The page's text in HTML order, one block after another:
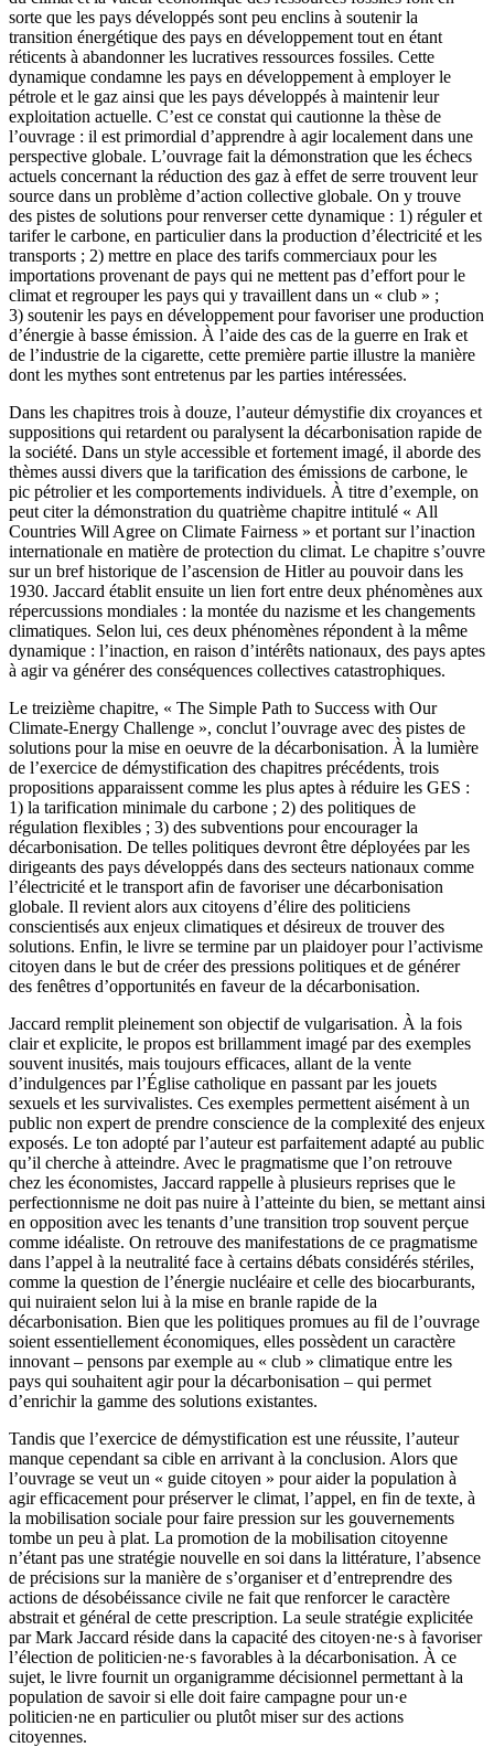
sorte que les pays développés sont peu enclins à soutenir la
transition énergétique des pays en développement tout en étant
réticents à abandonner les lucratives ressources fossiles. Cette
dynamique condamne les pays en développement à employer le
pétrole et le gaz ainsi que les pays développés à maintenir leur
exploitation actuelle. C’est ce constat qui cautionne la thèse de
l’ouvrage : il est primordial d’apprendre à agir localement dans une
perspective globale. L’ouvrage fait la démonstration que les échecs
actuels concernant la réduction des gaz à effet de serre trouvent leur
source dans un problème d’action collective globale. On y trouve
des pistes de solutions pour renverser cette dynamique : 1) réguler et
tarifer le carbone, en particulier dans la production d’électricité et les
transports ; 2) mettre en place des tarifs commerciaux pour les
importations provenant de pays qui ne mettent pas d’effort pour le
climat et regrouper les pays qui y travaillent dans un « club » ;
3) soutenir les pays en développement pour favoriser une production
d’énergie à basse émission. À l’aide des cas de la guerre en Irak et
de l’industrie de la cigarette, cette première partie illustre la manière
dont les mythes sont entretenus par les parties intéressées.
Dans les chapitres trois à douze, l’auteur démystifie dix croyances et
suppositions qui retardent ou paralysent la décarbonisation rapide de
la société. Dans un style accessible et fortement imagé, il aborde des
thèmes aussi divers que la tarification des émissions de carbone, le
pic pétrolier et les comportements individuels. À titre d’exemple, on
peut citer la démonstration du quatrième chapitre intitulé « All
Countries Will Agree on Climate Fairness » et portant sur l’inaction
internationale en matière de protection du climat. Le chapitre s’ouvre
sur un bref historique de l’ascension de Hitler au pouvoir dans les
1930. Jaccard établit ensuite un lien fort entre deux phénomènes aux
répercussions mondiales : la montée du nazisme et les changements
climatiques. Selon lui, ces deux phénomènes répondent à la même
dynamique : l’inaction, en raison d’intérêts nationaux, des pays aptes
à agir va générer des conséquences collectives catastrophiques.
Le treizième chapitre, « The Simple Path to Success with Our
Climate-Energy Challenge », conclut l’ouvrage avec des pistes de
solutions pour la mise en oeuvre de la décarbonisation. À la lumière
de l’exercice de démystification des chapitres précédents, trois
propositions apparaissent comme les plus aptes à réduire les GES :
1) la tarification minimale du carbone ; 2) des politiques de
régulation flexibles ; 3) des subventions pour encourager la
décarbonisation. De telles politiques devront être déployées par les
dirigeants des pays développés dans des secteurs nationaux comme
l’électricité et le transport afin de favoriser une décarbonisation
globale. Il revient alors aux citoyens d’élire des politiciens
conscientisés aux enjeux climatiques et désireux de trouver des
solutions. Enfin, le livre se termine par un plaidoyer pour l’activisme
citoyen dans le but de créer des pressions politiques et de générer
des fenêtres d’opportunités en faveur de la décarbonisation.
Jaccard remplit pleinement son objectif de vulgarisation. À la fois
clair et explicite, le propos est brillamment imagé par des exemples
souvent inusités, mais toujours efficaces, allant de la vente
d’indulgences par l’Église catholique en passant par les jouets
sexuels et les survivalistes. Ces exemples permettent aisément à un
public non expert de prendre conscience de la complexité des enjeux
exposés. Le ton adopté par l’auteur est parfaitement adapté au public
qu’il cherche à atteindre. Avec le pragmatisme que l’on retrouve
chez les économistes, Jaccard rappelle à plusieurs reprises que le
perfectionnisme ne doit pas nuire à l’atteinte du bien, se mettant ainsi
en opposition avec les tenants d’une transition trop souvent perçue
comme idéaliste. On retrouve des manifestations de ce pragmatisme
dans l’appel à la neutralité face à certains débats considérés stériles,
comme la question de l’énergie nucléaire et celle des biocarburants,
qui nuiraient selon lui à la mise en branle rapide de la
décarbonisation. Bien que les politiques promues au fil de l’ouvrage
soient essentiellement économiques, elles possèdent un caractère
innovant – pensons par exemple au « club » climatique entre les
pays qui souhaitent agir pour la décarbonisation – qui permet
d’enrichir la gamme des solutions existantes.
Tandis que l’exercice de démystification est une réussite, l’auteur
manque cependant sa cible en arrivant à la conclusion. Alors que
l’ouvrage se veut un « guide citoyen » pour aider la population à
agir efficacement pour préserver le climat, l’appel, en fin de texte, à
la mobilisation sociale pour faire pression sur les gouvernements
tombe un peu à plat. La promotion de la mobilisation citoyenne
n’étant pas une stratégie nouvelle en soi dans la littérature, l’absence
de précisions sur la manière de s’organiser et d’entreprendre des
actions de désobéissance civile ne fait que renforcer le caractère
abstrait et général de cette prescription. La seule stratégie explicitée
par Mark Jaccard réside dans la capacité des citoyen·ne·s à favoriser
l’élection de politicien·ne·s favorables à la décarbonisation. À ce
sujet, le livre fournit un organigramme décisionnel permettant à la
population de savoir si elle doit faire campagne pour un·e
politicien·ne en particulier ou plutôt miser sur des actions
citoyennes.